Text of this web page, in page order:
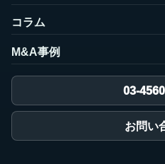
コラム
M&A事例
03-
お問い